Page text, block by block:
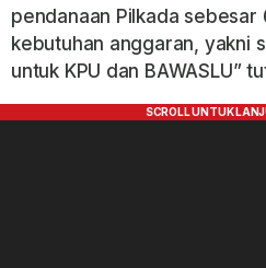
pendanaan Pilkada sebesar
kebutuhan anggaran, yakni
untuk KPU dan BAWASLU”